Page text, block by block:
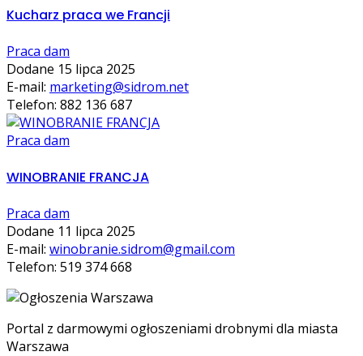
Kucharz praca we Francji
Praca dam
Dodane 15 lipca 2025
E-mail: marketing@sidrom.net
Telefon: 882 136 687
Praca dam
WINOBRANIE FRANCJA
Praca dam
Dodane 11 lipca 2025
E-mail: winobranie.sidrom@gmail.com
Telefon: 519 374 668
Portal z darmowymi ogłoszeniami drobnymi dla miasta
Warszawa